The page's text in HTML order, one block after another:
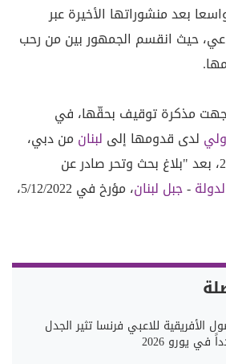
بعد منشوراتها الأخيرة عبر
حيث انقسم الجمهور بين من رحب
مذكرة توقيف بحقّها، في
لدى قدومها إلى لبنان من دبي،
-جبل لبنان
، مؤرخ في 5/12/2022،
الأفريقية للاعبي فرنسا تثير الجدل
في يورو 2026